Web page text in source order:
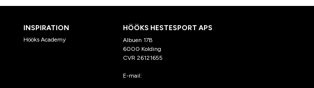
INSPIRATION
Hööks Academy
HÖÖKS HESTESPORT APS
Albuen 17B
6000 Kolding
CVR 26121655
E-mail: